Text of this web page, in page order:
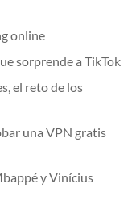
online
sorprende a TikTok
el reto de los
una VPN gratis
y Vinícius